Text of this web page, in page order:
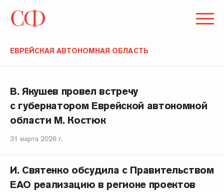
ЕВРЕЙСКАЯ АВТОНОМНАЯ ОБЛАСТЬ
В. Якушев провел встречу
с губернатором Еврейской автономной
области М. Костюк
31 марта 2026 г.
И. Святенко обсудила с Правительством
ЕАО реализацию в регионе проектов